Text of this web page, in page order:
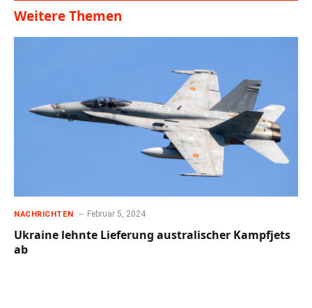
Weitere Themen
NACHRICHTEN Februar 5, 2024
Ukraine lehnte Lieferung australischer Kampfjets
ab